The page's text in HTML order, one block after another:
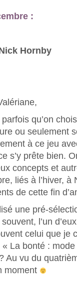
:
Hornby
qu’on
ou seulement
à ce jeu
s’y prête bien.
concepts et
liés à l’hiver, à
de cette fin
une pré-
l’un
celui que je
La bonté : mode
Au vu du
moment